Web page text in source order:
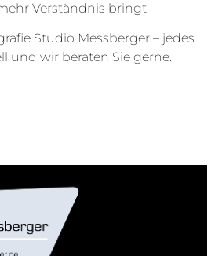
Verständnis bringt.
Studio Messberger – jedes
und wir beraten Sie gerne.